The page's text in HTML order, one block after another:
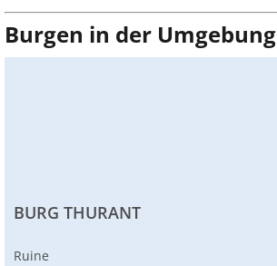
Burgen in der Umgebung
BURG THURANT
Ruine